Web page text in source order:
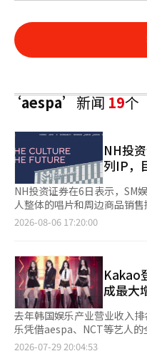
‘aespa’新闻19个
NH投
列IP，
NH投资证券在6日表示，SM
人整体的唱片和周边商品销
10万9000韩元的目标价。 NH投资证券的研究员李华正表示：“从
定的收益，而Hatch to Hatch也已进
还关注到SM娱乐在中国业务
在1月的中韩首脑会议上被纳
设了线下商品店。”他分析
大的受益潜力。” SM娱乐第二季度的合并营业收入为3496亿韩
元，营业利润为528亿韩元，
市场预期。主要唱片销售量
RIIZE销售140万张，aespa
2026-08-06 17:20:00
Kakao
成最大
去年韩国娱乐产业营业收入
乐凭借aespa、NCT等艺人
（约合人民币37.2亿元）营收
2026-07-29 20:04:53